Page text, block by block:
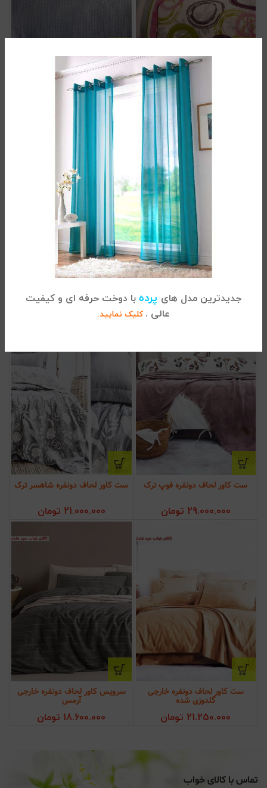
جدیدترین مدل های پرده با دوخت حرفه ای و کیفیت
عالی . کلیک نمایید.
ست کاور لحاف کنون دونفره بوشرون
27.900.000
تومان
VINTAGE طوسی
25.200.000
ست کاور لحاف دونفره BASSIN
25.200.000 تومان
25.200.000 تومان
ست کاور لحاف دونفره فوپ ترک
29.000.000 تومان
ست کاور لحاف دونفره شاهسر ترک
21.000.000 تومان
ست کاور لحاف دونفره خارجی
گلدوزی شده
21.250.000 تومان
سرویس کاور لحاف دونفره خارجی
آرمس
18.600.000 تومان
تماس با کالای خواب